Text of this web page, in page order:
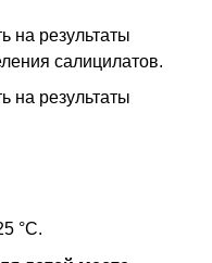
на результаты
салицилатов.
на результаты
°C.